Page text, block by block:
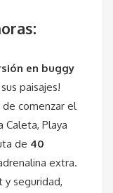
en buggy
paisajes!
de comenzar el
Caleta, Playa
de 40
extra.
y seguridad,